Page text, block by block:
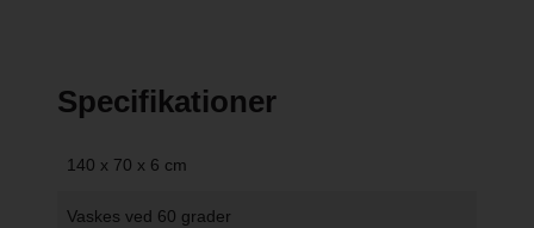
Specifikationer
140 x 70 x 6 cm
Vaskes ved 60 grader